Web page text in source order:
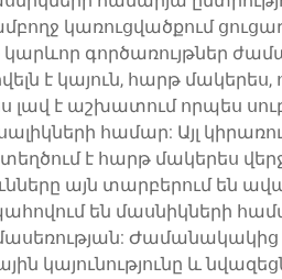
կառուցվածքում
գործառույթներ
է կայուն, հարթ
լավ է աշխատում որպես
համար: Այլ
է հարթ մակերես
այն տարբերում են
են մասնիկների
կայունությունը և